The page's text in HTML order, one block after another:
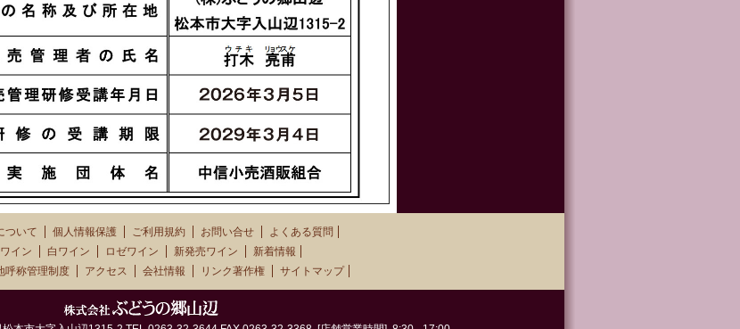
ついて 個人情報保護 ご利用規約 お問い合せ
よくある質問
イン
白ワイン ロゼワイン 新発売ワイン
新着情報
呼称管理制度
アクセス 会社情報 リンク著作権 サイトマップ